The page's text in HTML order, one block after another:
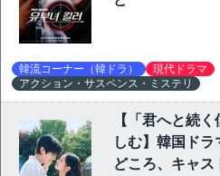
韓流コーナー（韓ドラ）
現代ドラマ
アクション・サスペンス・ミステリ
【「君へと続
しむ】韓国ド
どころ、キャ